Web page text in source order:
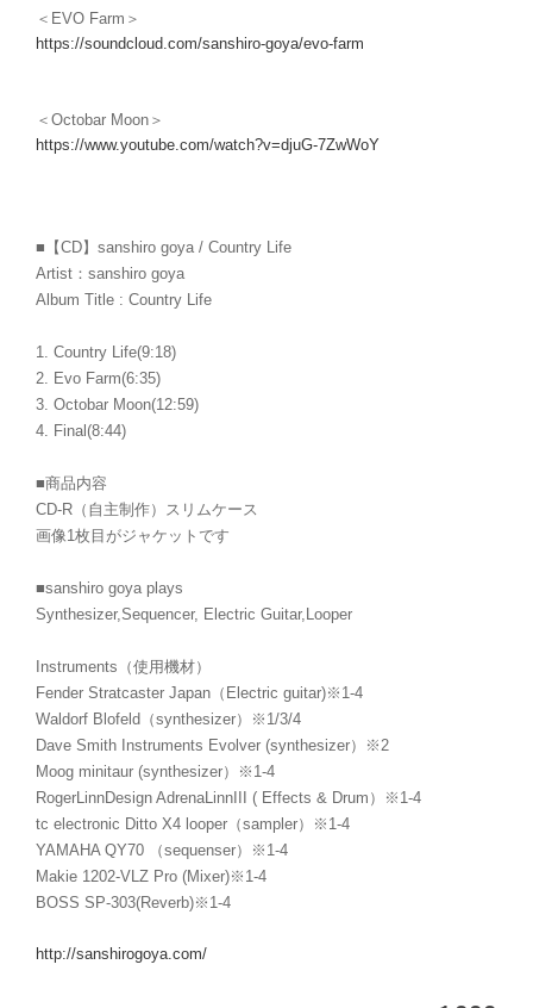
＜EVO Farm＞
https://soundcloud.com/sanshiro-goya/evo-farm
＜Octobar Moon＞
https://www.youtube.com/watch?v=djuG-7ZwWoY
■【CD】sanshiro goya / Country Life
Artist：sanshiro goya
Album Title : Country Life
1. Country Life(9:18)
2. Evo Farm(6:35)
3. Octobar Moon(12:59)
4. Final(8:44)
■商品内容
CD-R（自主制作）スリムケース
画像1枚目がジャケットです
■sanshiro goya plays
Synthesizer,Sequencer, Electric Guitar,Looper
Instruments（使用機材）
Fender Stratcaster Japan（Electric guitar)※1-4
Waldorf Blofeld（synthesizer）※1/3/4
Dave Smith Instruments Evolver (synthesizer）※2
Moog minitaur (synthesizer）※1-4
RogerLinnDesign AdrenaLinnIII ( Effects & Drum）※1-4
tc electronic Ditto X4 looper（sampler）※1-4
YAMAHA QY70 （sequenser）※1-4
Makie 1202-VLZ Pro (Mixer)※1-4
BOSS SP-303(Reverb)※1-4
http://sanshirogoya.com/